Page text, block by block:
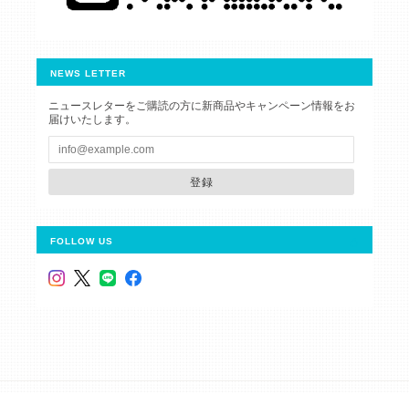
NEWS LETTER
ニュースレターをご購読の方に新商品やキャンペーン情報をお
届けいたします。
登録
FOLLOW US